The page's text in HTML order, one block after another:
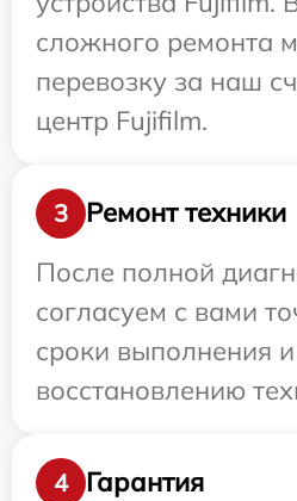
сложного ремонта
перевозку за наш
центр Fujifilm.
3
Ремонт техники
После полной
согласуем с вами
сроки выполнения
восстановлению
4
Гарантия